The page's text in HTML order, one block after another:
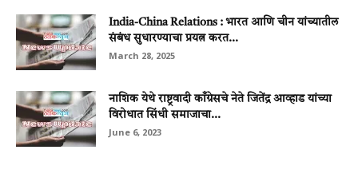
India-China Relations : भारत आणि चीन यांच्यातील
संबंध सुधारण्याचा प्रयत्न करत...
March 28, 2025
नाशिक येथे राष्ट्रवादी काँग्रेसचे नेते जितेंद्र आव्हाड यांच्या
विरोधात सिंधी समाजाचा...
June 6, 2023